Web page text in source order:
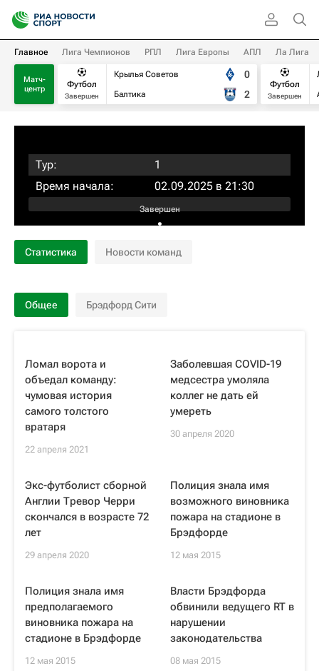
Главное Лига Чемпионов РПЛ Лига Европы АПЛ Ла Лига
Матч-
центр
Футбол
Завершен
Крылья Советов
Балтика
0
2
Футбол
Завершен
Тур:
1
Время начала:
02.09.2025 в 21:30
Завершен
:
Статистика Новости команд
Общее Брэдфорд Сити
Ломал ворота и
объедал команду:
чумовая история
самого толстого
вратаря
22 апреля 2021
Заболевшая COVID-19
медсестра умоляла
коллег не дать ей
умереть
30 апреля 2020
Экс-футболист сборной
Англии Тревор Черри
скончался в возрасте 72
лет
29 апреля 2020
Полиция знала имя
возможного виновника
пожара на стадионе в
Брэдфорде
12 мая 2015
Полиция знала имя
предполагаемого
виновника пожара на
стадионе в Брэдфорде
12 мая 2015
Власти Брэдфорда
обвинили ведущего RT в
нарушении
законодательства
08 мая 2015